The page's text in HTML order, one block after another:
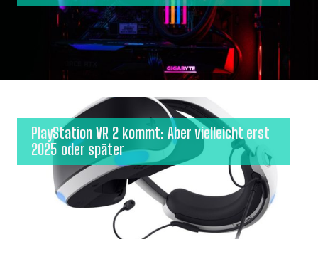
PlayStation VR 2 kommt: Aber vielleicht erst
2025 oder später